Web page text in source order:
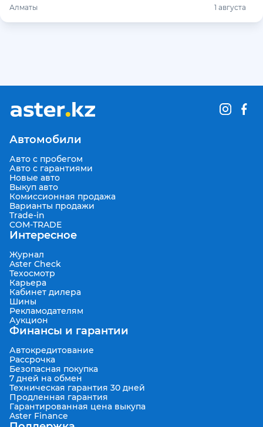
Алматы 1 августа
Автомобили
Авто с пробегом
Авто с гарантиями
Новые авто
Выкуп авто
Комиссионная продажа
Варианты продажи
Trade-in
COM-TRADE
Интересное
Журнал
Aster Check
Техосмотр
Карьера
Кабинет дилера
Шины
Рекламодателям
Аукцион
Финансы и гарантии
Автокредитование
Рассрочка
Безопасная покупка
7 дней на обмен
Техническая гарантия 30 дней
Продленная гарантия
Гарантированная цена выкупа
Aster Finance